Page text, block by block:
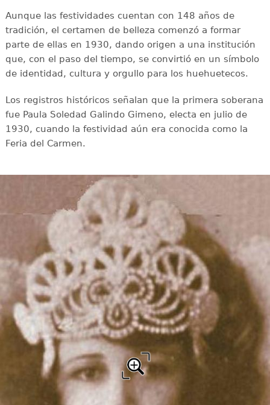
Aunque las festividades cuentan con 148 años de
tradición, el certamen de belleza comenzó a formar
parte de ellas en 1930, dando origen a una institución
que, con el paso del tiempo, se convirtió en un símbolo
de identidad, cultura y orgullo para los huehuetecos.
Los registros históricos señalan que la primera soberana
fue Paula Soledad Galindo Gimeno, electa en julio de
1930, cuando la festividad aún era conocida como la
Feria del Carmen.